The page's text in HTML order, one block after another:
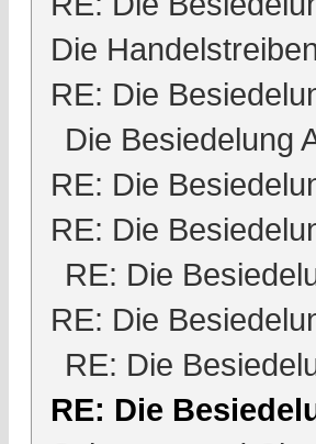
Die
RE: Die
Die Besiedelung
RE: Die
RE: Die
RE: Die
RE: Die
RE: Die
RE: Die